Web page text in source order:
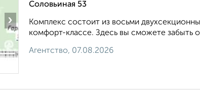
›
Соловьиная 53
Комплекс состоит из восьми
комфорт-классе. Здесь вы сможете забыть
Агентство, 07.08.2026